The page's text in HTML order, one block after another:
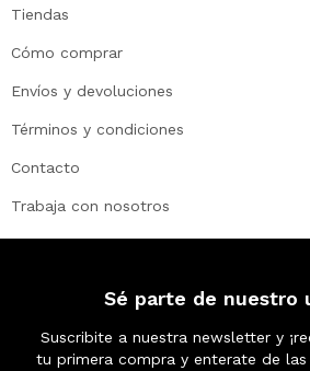
Tiendas
Cómo comprar
Envíos y devoluciones
Términos y condiciones
Contacto
Trabaja con nosotros
Sé parte de nuestro
Suscribite a nuestra newsletter y
tu primera compra y enterate de las